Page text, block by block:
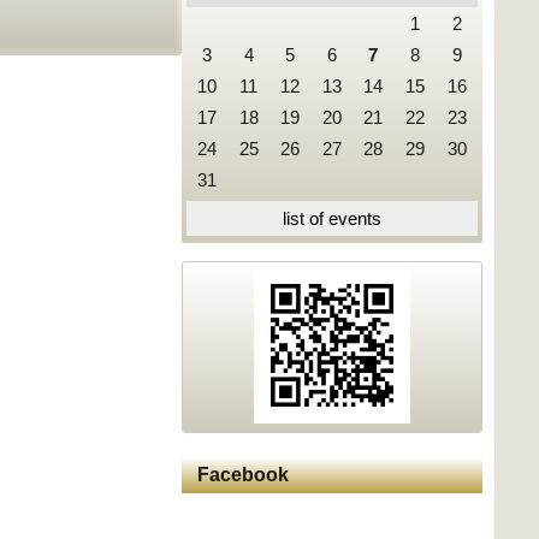
1
2
3
4 5 6 7 8
9
10
11 12 13 14 15
16
17
18 19 20 21 22
23
24
25 26 27 28 29
30
31
list of events
Facebook